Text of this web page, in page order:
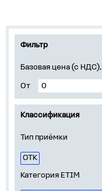
Фильтр
Базовая цена (с НДС),
От
Классификация
Тип приёмки
ОТК
Категория ETIM